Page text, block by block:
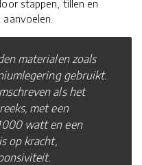
stappen, tillen en
materialen zoals
gebruikt.
als het
met een
watt en een
op kracht,